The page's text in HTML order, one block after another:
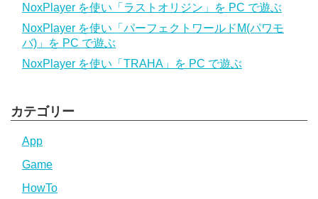
NoxPlayer を使い「ラストオリジン」を PC で遊ぶ
NoxPlayer を使い「パーフェクトワールドM(パワモ
バ)」を PC で遊ぶ
NoxPlayer を使い「TRAHA」を PC で遊ぶ
カテゴリー
App
Game
HowTo